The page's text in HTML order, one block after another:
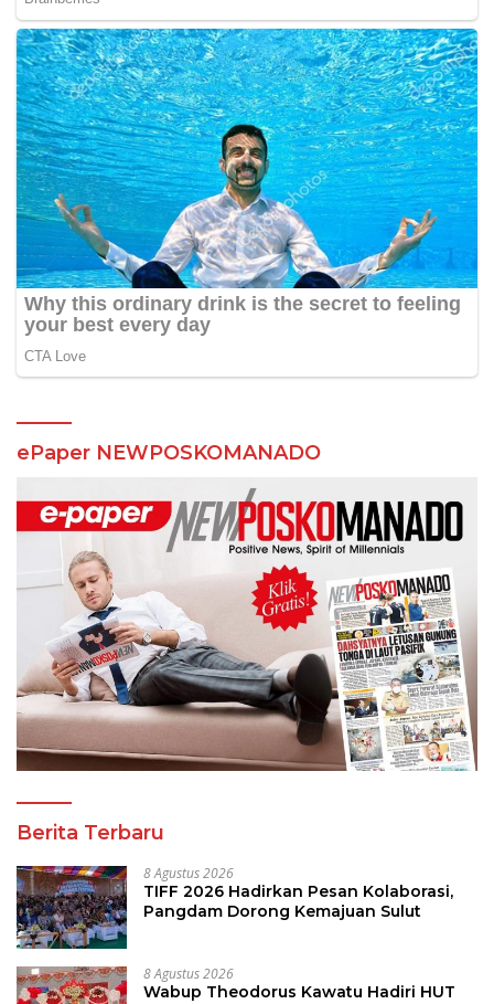
ePaper NEWPOSKOMANADO
Berita Terbaru
8 Agustus 2026
TIFF 2026 Hadirkan Pesan Kolaborasi,
Pangdam Dorong Kemajuan Sulut
8 Agustus 2026
Wabup Theodorus Kawatu Hadiri HUT